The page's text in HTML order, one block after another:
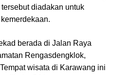
diadakan untuk
berada di Jalan Raya
Rengasdengklok,
wisata di Karawang ini